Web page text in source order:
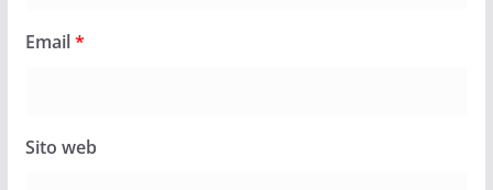
Email*
Sito web